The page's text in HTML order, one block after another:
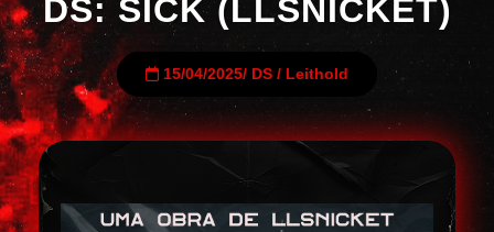
DS: SICK (LLSNICKET)
15/04/2025/ DS / Leithold